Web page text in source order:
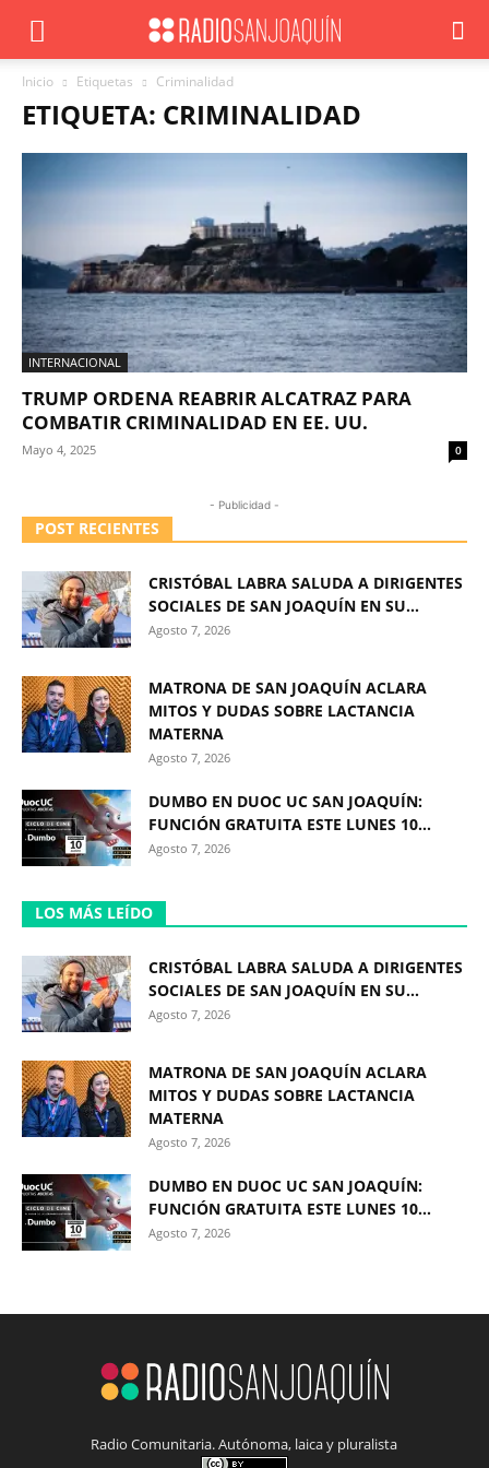
Inicio Etiquetas Criminalidad
ETIQUETA: CRIMINALIDAD
INTERNACIONAL
TRUMP ORDENA REABRIR ALCATRAZ PARA
COMBATIR CRIMINALIDAD EN EE. UU.
Mayo 4, 2025 0
- Publicidad -
POST RECIENTES
CRISTÓBAL LABRA SALUDA A DIRIGENTES
SOCIALES DE SAN JOAQUÍN EN SU...
Agosto 7, 2026
MATRONA DE SAN JOAQUÍN ACLARA
MITOS Y DUDAS SOBRE LACTANCIA
MATERNA
Agosto 7, 2026
DUMBO EN DUOC UC SAN JOAQUÍN:
FUNCIÓN GRATUITA ESTE LUNES 10...
Agosto 7, 2026
LOS MÁS LEÍDO
CRISTÓBAL LABRA SALUDA A DIRIGENTES
SOCIALES DE SAN JOAQUÍN EN SU...
Agosto 7, 2026
MATRONA DE SAN JOAQUÍN ACLARA
MITOS Y DUDAS SOBRE LACTANCIA
MATERNA
Agosto 7, 2026
DUMBO EN DUOC UC SAN JOAQUÍN:
FUNCIÓN GRATUITA ESTE LUNES 10...
Agosto 7, 2026
Radio Comunitaria. Autónoma, laica y pluralista